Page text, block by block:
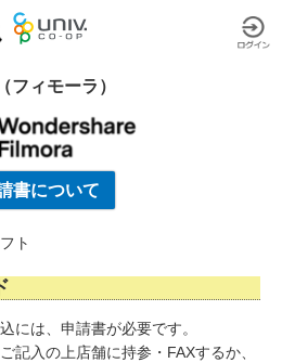
フィモーラ）
書について
ト
には、申請書が必要です。
記入の上店舗に持参・FAXするか、